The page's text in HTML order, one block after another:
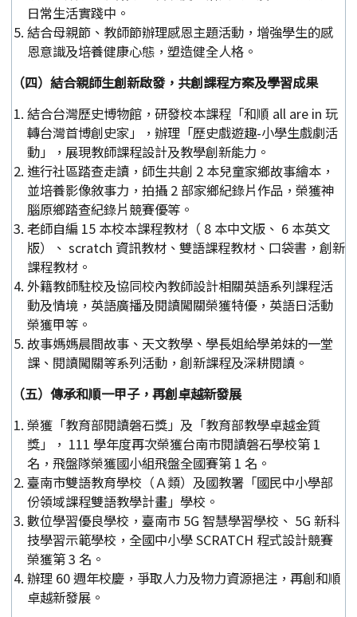
日常生活實踐中。
結合母親節、教師節辦理感恩主題活動，增強學生的感
恩意識及培養健康心態，塑造健全人格。
（四）結合親師生創新啟發，共創課程方案及學習成果
結合台灣歷史博物館，研發校本課程「和順 all are in 玩
轉台灣首博創史家」，辦理「歷史戲遊趣-小學生戲劇活
動」，展現教師課程設計及教學創新能力。
進行社區踏查走讀，師生共創 2 本兒童家鄉故事繪本，
並培養影像敘事力，拍攝 2 部家鄉紀錄片作品，榮獲神
腦原鄉踏查紀錄片競賽優等。
老師自編 15 本校本課程教材（ 8 本中文版、 6 本英文
版）、 scratch 資訊教材、雙語課程教材、口袋書，創新
課程教材。
外籍教師駐校及協同校內教師設計相關英語系列課程活
動及情境，英語廣播及閱讀闖關榮獲特優，英語日活動
榮獲甲等。
故事媽媽晨間故事、天文教學、學長姐給學弟妹的一堂
課、閱讀闖關等系列活動，創新課程及深耕閱讀。
（五）傳承和順一甲子，再創卓越新發展
榮獲「教育部閱讀磐石獎」及「教育部教學卓越金質
獎」， 111 學年度再次榮獲台南市閱讀磐石學校第 1
名，飛盤隊榮獲國小組飛盤全國賽第 1 名。
臺南市雙語教育學校（Ａ類）及國教署「國民中小學部
份領域課程雙語教學計畫」學校。
數位學習優良學校，臺南市 5G 智慧學習學校、 5G 新科
技學習示範學校，全國中小學 SCRATCH 程式設計競賽
榮獲第 3 名。
辦理 60 週年校慶，爭取人力及物力資源挹注，再創和順
卓越新發展。